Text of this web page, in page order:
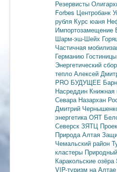
Резервисты
Forbes Центробанк
рубля Курс юаня
Импортозамещение
Шарм-эш-Шейх
Частичная
Германию Гостиницы
Энергетический сбор
тепло Алексей
PRO БУДУЩЕЕ
Насреддин Книжная
Севара Назархан
Дмитрий
энергетикаОЯТ
Северск ЗЯТЦ
Природа Алтая
Чемальский район
кластеры
Каракольские озёра
VIP-туризм на Алтае